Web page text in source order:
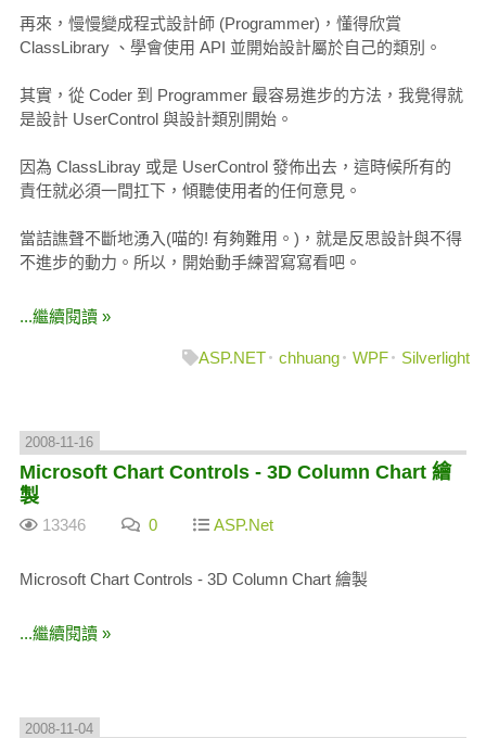
再來，慢慢變成程式設計師 (Programmer)，懂得欣賞
ClassLibrary 、學會使用 API 並開始設計屬於自己的類別。
其實，從 Coder 到 Programmer 最容易進步的方法，我覺得就
是設計 UserControl 與設計類別開始。
因為 ClassLibray 或是 UserControl 發佈出去，這時候所有的
責任就必須一間扛下，傾聽使用者的任何意見。
當詰譙聲不斷地湧入(喵的! 有夠難用。)，就是反思設計與不得
不進步的動力。所以，開始動手練習寫寫看吧。
...繼續閱讀 »
ASP.NET chhuang WPF Silverlight
2008-11-16
Microsoft Chart Controls - 3D Column Chart 繪
製
13346 0 ASP.Net
Microsoft Chart Controls - 3D Column Chart 繪製
...繼續閱讀 »
2008-11-04